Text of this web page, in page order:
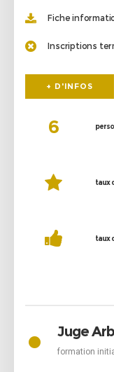
Fiche
Inscriptions
+ D'INFOS
6
taux
taux
• Juge
formation